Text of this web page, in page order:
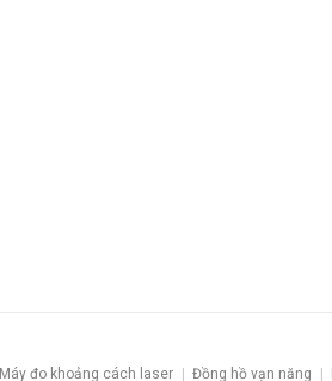
Máy đo khoảng cách laser Đồng hồ vạn năng